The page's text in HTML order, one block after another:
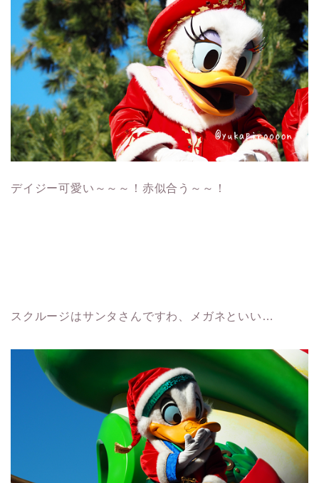
デイジー可愛い～～～！赤似合う～～！
スクルージはサンタさんですわ、メガネといい…